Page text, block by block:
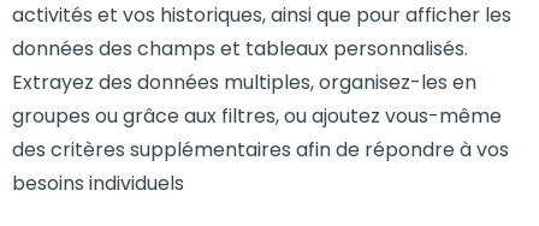
activités et vos historiques, ainsi que pour afficher les
données des champs et tableaux personnalisés.
Extrayez des données multiples, organisez-les en
groupes ou grâce aux filtres, ou ajoutez vous-même
des critères supplémentaires afin de répondre à vos
besoins individuels